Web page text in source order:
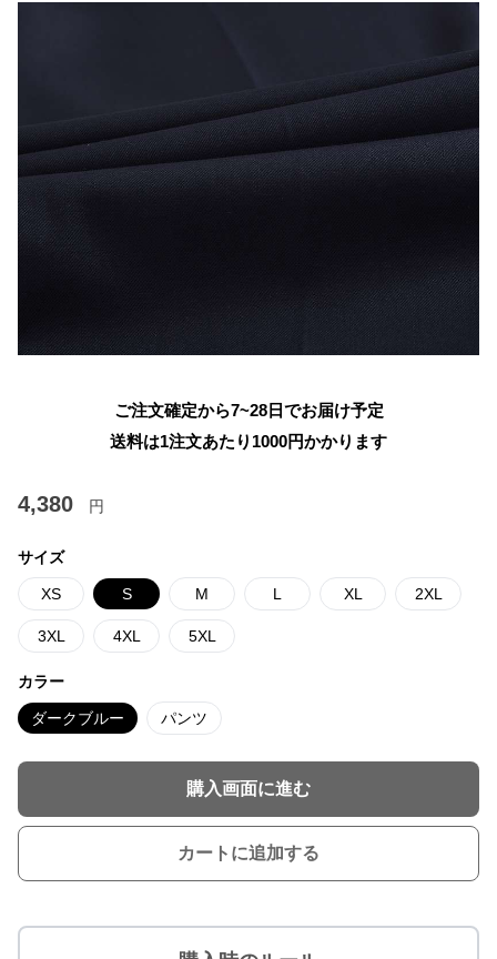
ご注文確定から7~28日でお届け予定
送料は1注文あたり 1000円かかります
4,380 円
サイズ
XS S M L XL 2XL
3XL 4XL 5XL
カラー
ダークブルー パンツ
購入画面に進む
カートに追加する